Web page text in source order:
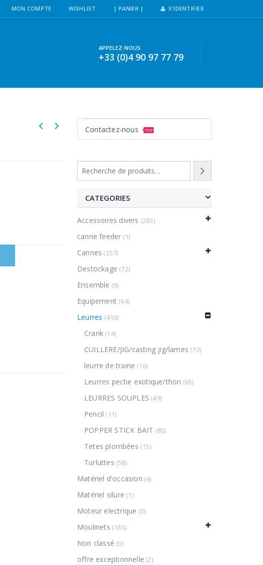
MON COMPTE WISHLIST | PANIER | S'IDENTIFIER
APPELEZ-NOUS
+33 (0)4 90 97 77 79
Contactez-nous TOP
CATEGORIES
Accessoires divers (283)
canne feeder (1)
Cannes (257)
Destockage (72)
Ensemble (9)
Equipement (64)
Leurres (410)
Crank (14)
CUILLERE/JIG/casting jig/lames (70)
leurre de traine (16)
Leurres peche exotique/thon (65)
LEURRES SOUPLES (49)
Pencil (11)
POPPER STICK BAIT (80)
Tetes plombées (15)
Turluttes (58)
Matériel d'occasion (4)
Matériel silure (1)
Moteur electrique (0)
Moulinets (165)
Non classé (0)
offre exceptionnelle (2)